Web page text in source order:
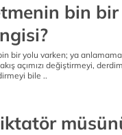
bin
bir yolu varken; ya
açımızı değiştirmeyi,
bile ..